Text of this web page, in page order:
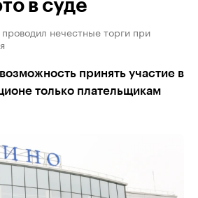
в суде
нечестные торги при
принять участие в
только плательщикам